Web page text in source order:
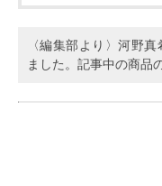
〈編集部より〉河野
ました。記事中の商品